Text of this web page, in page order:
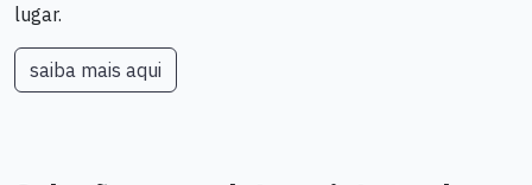
lugar.
saiba mais aqui